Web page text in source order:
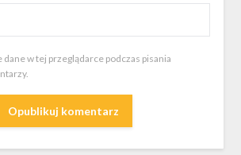
dane w tej przeglądarce podczas pisania